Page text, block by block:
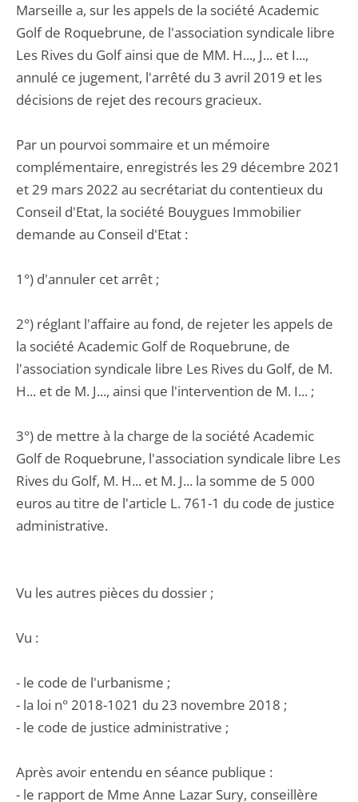
Marseille a, sur les appels de la société Academic
Golf de Roquebrune, de l'association syndicale libre
Les Rives du Golf ainsi que de MM. H..., J... et I...,
annulé ce jugement, l'arrêté du 3 avril 2019 et les
décisions de rejet des recours gracieux.
Par un pourvoi sommaire et un mémoire
complémentaire, enregistrés les 29 décembre 2021
et 29 mars 2022 au secrétariat du contentieux du
Conseil d'Etat, la société Bouygues Immobilier
demande au Conseil d'Etat :
1°) d'annuler cet arrêt ;
2°) réglant l'affaire au fond, de rejeter les appels de
la société Academic Golf de Roquebrune, de
l'association syndicale libre Les Rives du Golf, de M.
H... et de M. J..., ainsi que l'intervention de M. I... ;
3°) de mettre à la charge de la société Academic
Golf de Roquebrune, l'association syndicale libre Les
Rives du Golf, M. H... et M. J... la somme de 5 000
euros au titre de l'article L. 761-1 du code de justice
administrative.
Vu les autres pièces du dossier ;
Vu :
- le code de l'urbanisme ;
- la loi n° 2018-1021 du 23 novembre 2018 ;
- le code de justice administrative ;
Après avoir entendu en séance publique :
- le rapport de Mme Anne Lazar Sury, conseillère